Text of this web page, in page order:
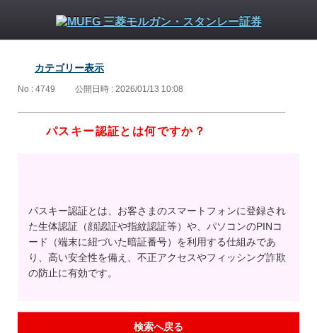
カテゴリー表示
No : 4749 公開日時 : 2026/01/13 10:08
パスキー認証とは何ですか？
パスキー認証とは、お客さまのスマートフォンに登録され
た生体認証（顔認証や指紋認証等）や、パソコンのPINコ
ード（端末に紐づいた暗証番号）を利用する仕組みであ
り、高い安全性を備え、不正アクセスやフィッシング詐欺
の防止に有効です。
検索へ戻る